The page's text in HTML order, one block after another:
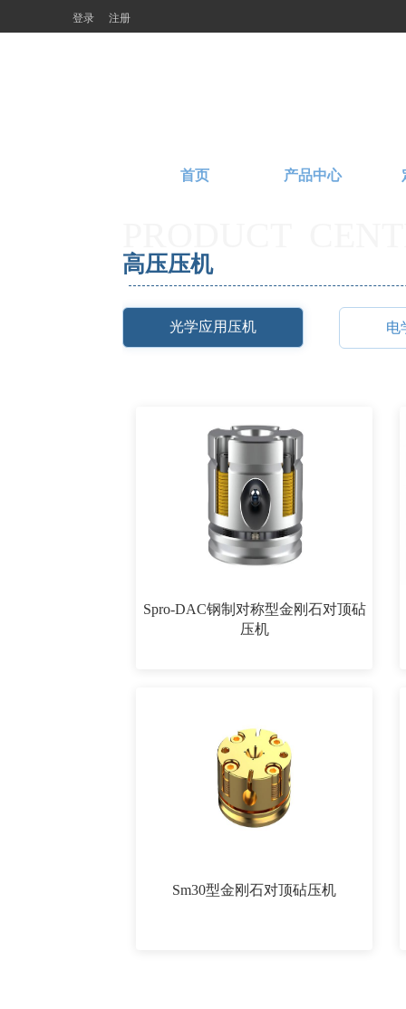
登录 注册
首页 产品中心
高压压机
光学应用压机 电
Spro-DAC钢制对称型金刚石对顶砧
压机
Sm30型金刚石对顶砧压机